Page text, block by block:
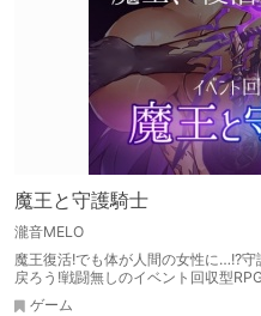
魔王と守護騎士
瀧音MELO
魔王復活!でも体が人間の女性に…!?
戻ろう!戦闘無しのイベント回収型
ゲーム